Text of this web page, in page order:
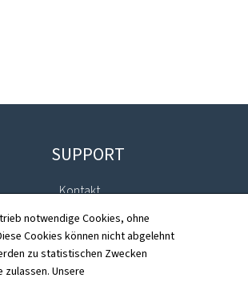
notwendige Cookies, ohne
Cookies können nicht abgelehnt
zu statistischen Zwecken
Unsere
SUPPORT
Kontakt
Sitemap
Informationen zur Webseite